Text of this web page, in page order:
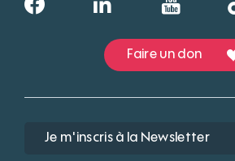
Faire un don
Je m'inscris à la Newsletter